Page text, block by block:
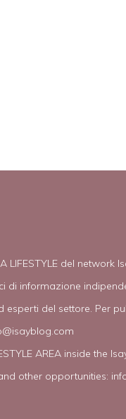
LIFESTYLE del network
di informazione
del settore. Per
AREA inside the
other opportunities: